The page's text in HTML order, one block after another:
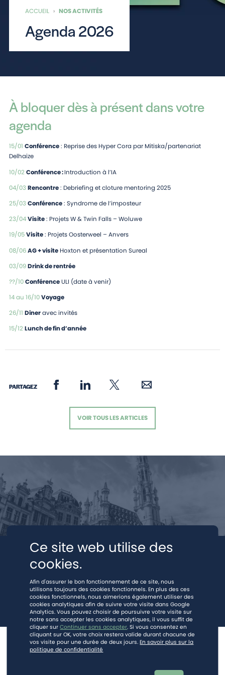
ACCUEIL › NOS ACTIVITÉS
Agenda 2026
À bloquer dès à présent dans votre
agenda
15/01 Conférence: Reprise des Hyper Cora par Mitiska/partenariat
Delhaize
10/02Conférence :Introduction à l’IA
04/03 Rencontre: Debriefing et cloture mentoring 2025
25/03 Conférence: Syndrome de l’imposteur
23/04Visite: Projets W & Twin Falls – Woluwe
19/05Visite: Projets Oosterweel – Anvers
08/06AG + visiteHoxton et présentation Sureal
03/09Drink de rentrée
??/10ConférenceULI (date à venir)
14 au 16/10Voyage
26/11 Dineravec invités
15/12Lunch de fin d’année
PARTAGEZ
VOIR TOUS LES ARTICLES
Mentions légales -
Vie privée (RGPD)
Ce site est protégé par reCAPTCHA et la
Ce site web utilise des
cookies.
Afin d'assurer le bon fonctionnement de ce site, nous
utilisons toujours des cookies fonctionnels. En plus des ces
cookies fonctionnels, nous aimerions également utiliser des
cookies analytiques afin de suivre votre visite dans Google
Analytics. Vous pouvez choisir de poursuivre votre visite sur
notre sans accepter les cookies analytiques, il vous suffit de
cliquer surContinuer sans accepter. Si vous consentez en
cliquant sur OK, votre choix restera valide durant chacune de
vos visite pour une durée de deux jours.En savoir plus sur la
politique de confidentialité